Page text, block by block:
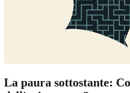
La paura sottostante: